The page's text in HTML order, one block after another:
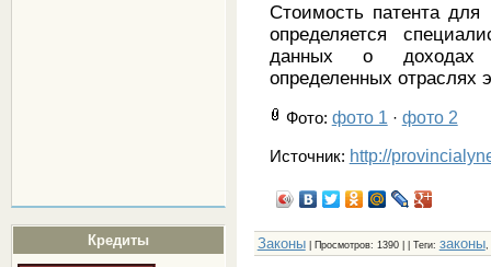
Кредиты
Стоимость патента
определяется
данных о доходах
определенных отраслях
Фото: фото 1 · фото 2
Источник: http://
Законы Просмотров: 1390 | | Теги: законы,